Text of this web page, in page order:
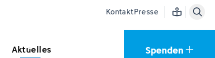
KontaktPresse Einfache
Aktuelles Spenden